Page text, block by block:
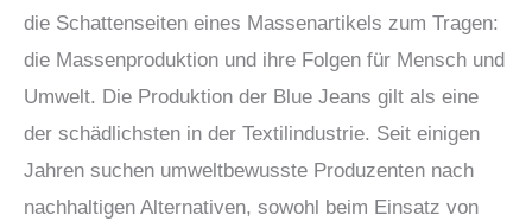
die Schattenseiten eines Massenartikels zum Tragen:
die Massenproduktion und ihre Folgen für Mensch und
Umwelt. Die Produktion der Blue Jeans gilt als eine
der schädlichsten in der Textilindustrie. Seit einigen
Jahren suchen umweltbewusste Produzenten nach
nachhaltigen Alternativen, sowohl beim Einsatz von